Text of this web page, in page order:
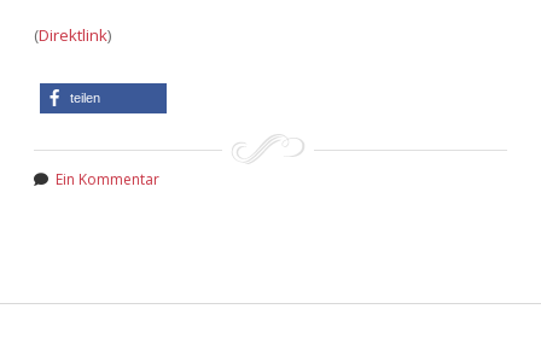
(Direktlink)
teilen
Ein Kommentar